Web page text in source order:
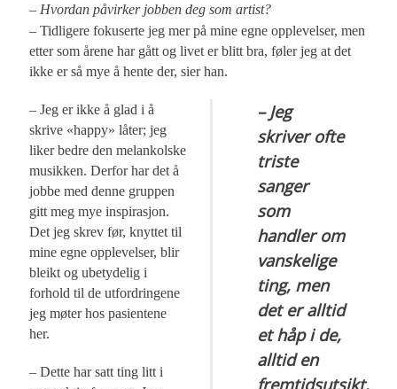
– Hvordan påvirker jobben deg som artist?
– Tidligere fokuserte jeg mer på mine egne opplevelser, men
etter som årene har gått og livet er blitt bra, føler jeg at det
ikke er så mye å hente der, sier han.
– Jeg
skriver ofte
triste
sanger
som
handler om
vanskelige
ting, men
det er alltid
et håp i de,
alltid en
fremtidsutsikt.
– Jeg er ikke å glad i å
skrive «happy» låter; jeg
liker bedre den melankolske
musikken. Derfor har det å
jobbe med denne gruppen
gitt meg mye inspirasjon.
Det jeg skrev før, knyttet til
mine egne opplevelser, blir
bleikt og ubetydelig i
forhold til de utfordringene
jeg møter hos pasientene
her.
– Dette har satt ting litt i